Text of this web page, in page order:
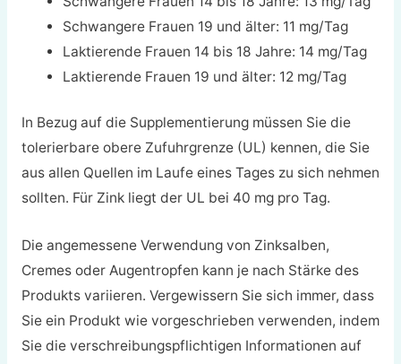
Schwangere Frauen 19 und älter: 11 mg/Tag
Laktierende Frauen 14 bis 18 Jahre: 14 mg/Tag
Laktierende Frauen 19 und älter: 12 mg/Tag
In Bezug auf die Supplementierung müssen Sie die
tolerierbare obere Zufuhrgrenze (UL) kennen, die Sie
aus allen Quellen im Laufe eines Tages zu sich nehmen
sollten. Für Zink liegt der UL bei 40 mg pro Tag.
Die angemessene Verwendung von Zinksalben,
Cremes oder Augentropfen kann je nach Stärke des
Produkts variieren. Vergewissern Sie sich immer, dass
Sie ein Produkt wie vorgeschrieben verwenden, indem
Sie die verschreibungspflichtigen Informationen auf